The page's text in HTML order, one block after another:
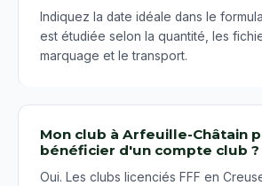
Indiquez la date idéale dans le
est étudiée selon la quantité, les
marquage et le transport.
Mon club à Arfeuille-Châtain
bénéficier d'un compte club ?
Oui. Les clubs licenciés FFF en